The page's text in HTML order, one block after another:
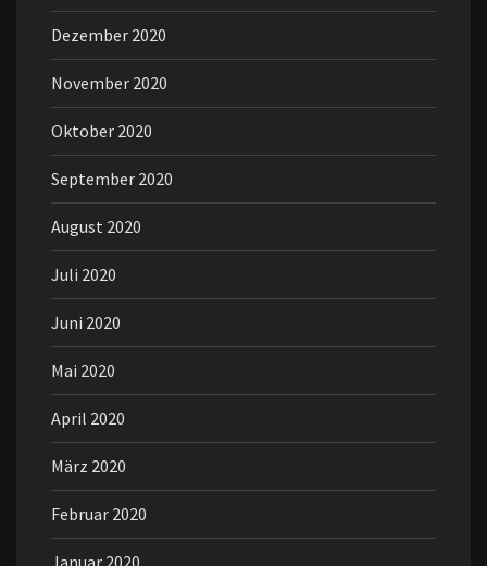
Dezember 2020
November 2020
Oktober 2020
September 2020
August 2020
Juli 2020
Juni 2020
Mai 2020
April 2020
März 2020
Februar 2020